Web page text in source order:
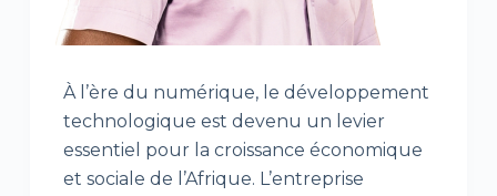
À l’ère du numérique, le développement
technologique est devenu un levier
essentiel pour la croissance économique
et sociale de l’Afrique. L’entreprise